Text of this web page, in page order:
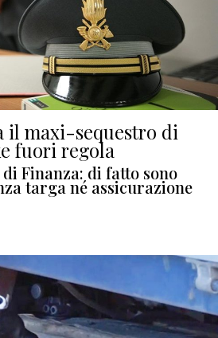
il maxi-sequestro di
fuori regola
Finanza: di fatto sono
targa né assicurazione